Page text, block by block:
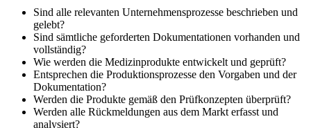
Sind alle relevanten Unternehmensprozesse beschrieben und
gelebt?
Sind sämtliche geforderten Dokumentationen vorhanden und
vollständig?
Wie werden die Medizinprodukte entwickelt und geprüft?
Entsprechen die Produktionsprozesse den Vorgaben und der
Dokumentation?
Werden die Produkte gemäß den Prüfkonzepten überprüft?
Werden alle Rückmeldungen aus dem Markt erfasst und
analysiert?